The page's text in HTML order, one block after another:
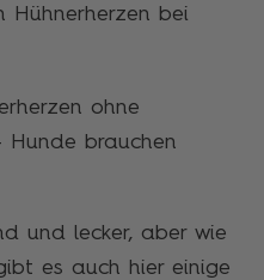
ohne
Hunde brauchen
und lecker, aber wie
es auch hier einige